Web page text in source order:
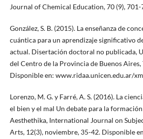
Journal of Chemical Education, 70 (9), 701-
González, S. B. (2015). La enseñanza de
cuántica para un aprendizaje significativo
actual. Disertación doctoral no publicada,
del Centro de la Provincia de Buenos
Disponible en: www.ridaa.unicen.edu.ar/
Lorenzo, M. G. y Farré, A. S. (2016). La
el bien y el mal Un debate para la
Aesthethika, International Journal on
Arts, 12(3), noviembre, 35-42. Disponible